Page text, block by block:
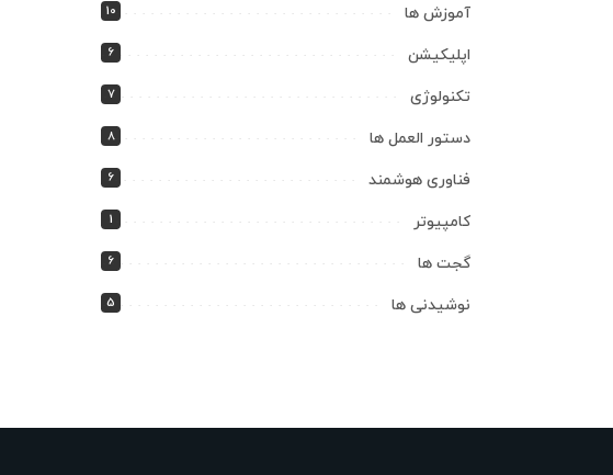
آموزش ها 10
اپلیکیشن 6
تکنولوژی 7
دستور العمل ها 8
فناوری هوشمند 6
کامپیوتر 1
گجت ها 6
نوشیدنی ها 5